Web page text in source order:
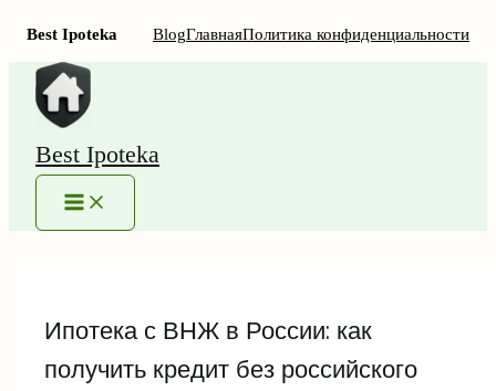
Best Ipoteka BlogГлавнаяПолитика конфиденциальности
Перейти
содержимому
Best Ipoteka
MAIN
MENU
Ипотека с ВНЖ в России: как
получить кредит без российского